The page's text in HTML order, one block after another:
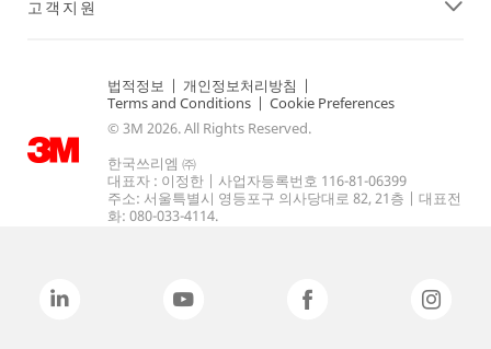
고객지원
법적정보 | 개인정보처리방침 |
Terms and Conditions | Cookie Preferences
© 3M 2026. All Rights Reserved.
한국쓰리엠 ㈜
대표자 : 이정한 | 사업자등록번호 116-81-06399
주소: 서울특별시 영등포구 의사당대로 82, 21층 | 대표전
화: 080-033-4114.